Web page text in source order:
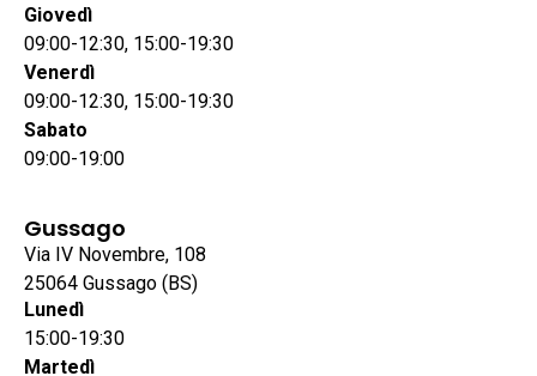
Giovedì
09:00-12:30, 15:00-19:30
Venerdì
09:00-12:30, 15:00-19:30
Sabato
09:00-19:00
Gussago
Via IV Novembre, 108
25064 Gussago (BS)
Lunedì
15:00-19:30
Martedì